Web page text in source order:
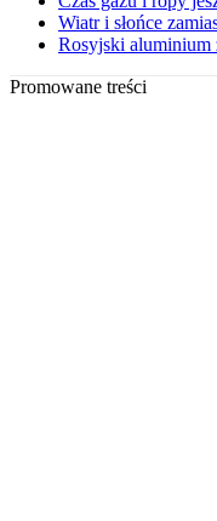
Wiatr i słońce
Rosyjski aluminium
Promowane treści